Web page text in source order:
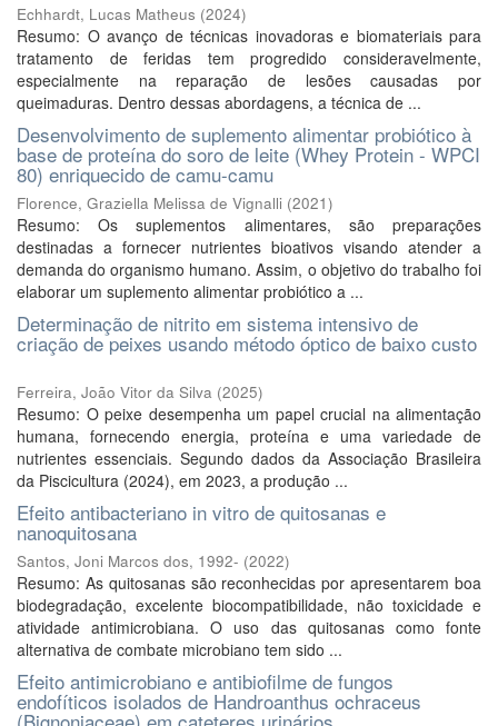
Echhardt, Lucas Matheus (2024)
Resumo: O avanço de técnicas inovadoras e biomateriais para
tratamento de feridas tem progredido consideravelmente,
especialmente na reparação de lesões causadas por
queimaduras. Dentro dessas abordagens, a técnica de ...
Desenvolvimento de suplemento alimentar probiótico à
base de proteína do soro de leite (Whey Protein - WPCI
80) enriquecido de camu-camu
Florence, Graziella Melissa de Vignalli (2021)
Resumo: Os suplementos alimentares, são preparações
destinadas a fornecer nutrientes bioativos visando atender a
demanda do organismo humano. Assim, o objetivo do trabalho foi
elaborar um suplemento alimentar probiótico a ...
Determinação de nitrito em sistema intensivo de
criação de peixes usando método óptico de baixo custo
Ferreira, João Vitor da Silva (2025)
Resumo: O peixe desempenha um papel crucial na alimentação
humana, fornecendo energia, proteína e uma variedade de
nutrientes essenciais. Segundo dados da Associação Brasileira
da Piscicultura (2024), em 2023, a produção ...
Efeito antibacteriano in vitro de quitosanas e
nanoquitosana
Santos, Joni Marcos dos, 1992- (2022)
Resumo: As quitosanas são reconhecidas por apresentarem boa
biodegradação, excelente biocompatibilidade, não toxicidade e
atividade antimicrobiana. O uso das quitosanas como fonte
alternativa de combate microbiano tem sido ...
Efeito antimicrobiano e antibiofilme de fungos
endofíticos isolados de Handroanthus ochraceus